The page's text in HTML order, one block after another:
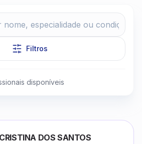
Filtros
disponíveis
DOS SANTOS